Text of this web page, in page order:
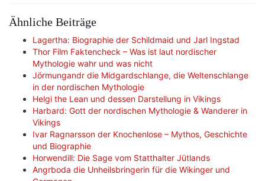
Ähnliche Beiträge
Lagertha: Biographie der Schildmaid und Jarl Ingstad
Thor Film Faktencheck – Was ist laut nordischer
Mythologie wahr und was nicht
Jörmungandr die Midgardschlange, die Weltenschlange
in der nordischen Mythologie
Helgi the Lean und dessen Darstellung in Vikings
Harbard: Gott der nordischen Mythologie & Wanderer in
Vikings
Ivar Ragnarsson der Knochenlose – Mythos, Geschichte
und Biographie
Horwendill: Die Sage vom Statthalter Jütlands
Angrboda die Unheilsbringerin für die Wikinger und